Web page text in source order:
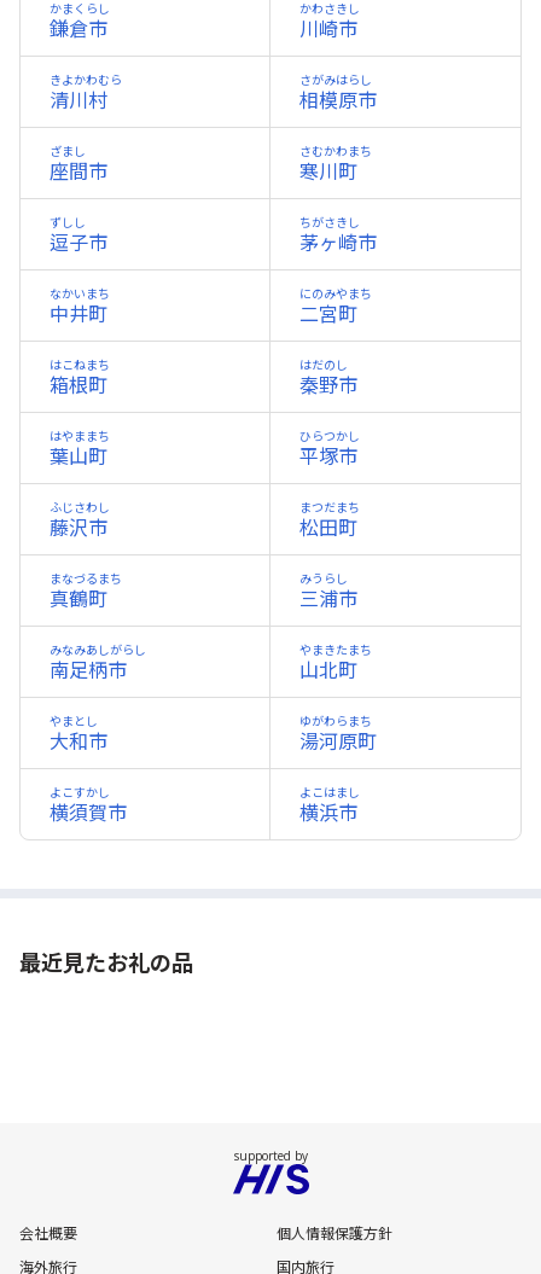
鎌倉市
かまくらし
川崎市
かわさきし
清川村
きよかわむら
相模原市
さがみはらし
座間市
ざまし
寒川町
さむかわまち
逗子市
ずしし
茅ヶ崎市
ちがさきし
中井町
なかいまち
二宮町
にのみやまち
箱根町
はこねまち
秦野市
はだのし
葉山町
はやままち
平塚市
ひらつかし
藤沢市
ふじさわし
松田町
まつだまち
真鶴町
まなづるまち
三浦市
みうらし
南足柄市
みなみあしがらし
山北町
やまきたまち
大和市
やまとし
湯河原町
ゆがわらまち
横須賀市
よこすかし
横浜市
よこはまし
最近見たお礼の品
会社概要
個人情報保護方針
海外旅行
国内旅行